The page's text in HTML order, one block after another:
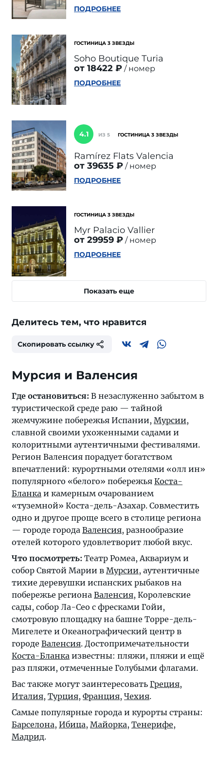
ПОДРОБНЕЕ
ГОСТИНИЦА 3 ЗВЕЗДЫ
Soho Boutique Turia
от 18422 ₽
номер
ПОДРОБНЕЕ
4.1 ИЗ 5 ГОСТИНИЦА 3 ЗВЕЗДЫ
Ramírez Flats Valencia
от 39635 ₽
номер
ПОДРОБНЕЕ
ГОСТИНИЦА 3 ЗВЕЗДЫ
Myr Palacio Vallier
от 29959 ₽
номер
ПОДРОБНЕЕ
Показать еще
Делитесь тем, что нравится
Скопировать ссылку
Мурсия и Валенсия
Где остановиться: В незаслуженно забытом в
туристической среде раю — тайной
жемчужине побережья Испании, Мурсии,
славной своими ухоженными садами и
колоритными аутентичными фестивалями.
Регион Валенсия порадует богатством
впечатлений: курортными отелями «олл ин»
популярного «белого» побережья Коста-
Бланка и камерным очарованием
«туземной» Коста-дель-Азахар. Совместить
одно и другое проще всего в столице региона
— городе города Валенсия, разнообразие
отелей которого удовлетворит любой вкус.
Что посмотреть: Театр Ромеа, Аквариум и
собор Святой Марии в Мурсии, аутентичные
тихие деревушки испанских рыбаков на
побережье региона Валенсия, Королевские
сады, собор Ла-Сео с фресками Гойи,
смотровую площадку на башне Торре-дель-
Мигелете и Океанографический центр в
городе Валенсия. Достопримечательности
Коста-Бланка известны: пляжи, пляжи и ещё
раз пляжи, отмеченные Голубыми флагами.
Вас также могут заинтересовать Греция,
Италия, Турция, Франция, Чехия.
Самые популярные города и курорты страны:
Барселона, Ибица, Майорка, Тенерифе,
Мадрид.